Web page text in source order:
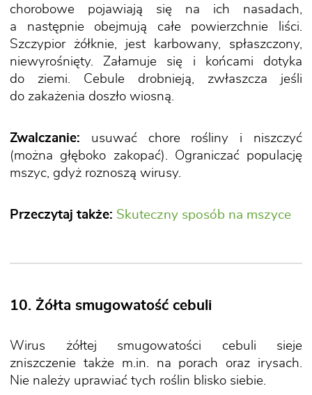
chorobowe pojawiają się na ich nasadach,
a następnie obejmują całe powierzchnie liści.
Szczypior żółknie, jest karbowany, spłaszczony,
niewyrośnięty. Załamuje się i końcami dotyka
do ziemi. Cebule drobnieją, zwłaszcza jeśli
do zakażenia doszło wiosną.
Zwalczanie: usuwać chore rośliny i niszczyć
(można głęboko zakopać). Ograniczać populację
mszyc, gdyż roznoszą wirusy.
Przeczytaj także: Skuteczny sposób na mszyce
10. Żółta smugowatość cebuli
Wirus żółtej smugowatości cebuli sieje
zniszczenie także m.in. na porach oraz irysach.
Nie należy uprawiać tych roślin blisko siebie.